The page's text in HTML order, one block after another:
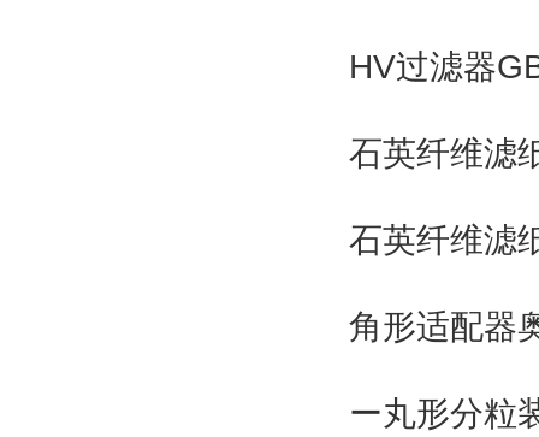
HV过滤器
石英纤维滤
石英纤维滤
角形适配器
ー丸形分粒